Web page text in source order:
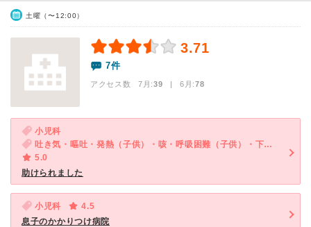
土曜（〜12:00）
3.71
7件
アクセス数 7月:39 | 6月:78
小児科
吐き気・嘔吐・発熱（子供）・咳・呼吸困難（子供）・下痢（子供）
5.0
助けられました
小児科
4.5
息子のかかりつけ病院